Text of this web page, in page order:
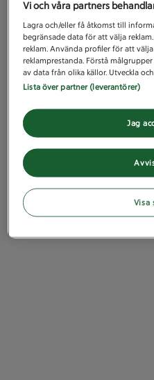
Vi och våra partners
Lagra och/eller få åtkomst till
begränsade data för att välja
reklam. Använda profiler för att
reklamprestanda. Förstå
av data från olika källor. Utveckla
Lista över partner (leverantörer)
Jag
Visa